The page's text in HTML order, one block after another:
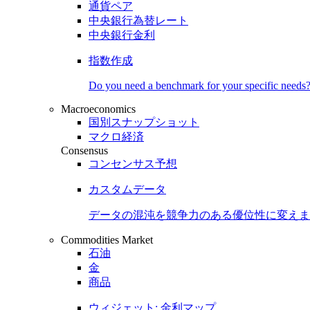
通貨ペア
中央銀行為替レート
中央銀行金利
指数作成
Do you need a benchmark for your specific needs?
Macroeconomics
国別スナップショット
マクロ経済
Consensus
コンセンサス予想
カスタムデータ
データの混沌を競争力のある優位性に変え
Commodities Market
石油
金
商品
ウィジェット: 金利マップ